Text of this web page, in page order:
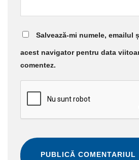
Salvează-mi numele, emailul
acest navigator pentru data
comentez.